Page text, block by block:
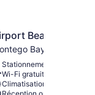
un
Beach Hotel
Bay
Stationnement compris
Wi-Fi gratuit
Climatisation